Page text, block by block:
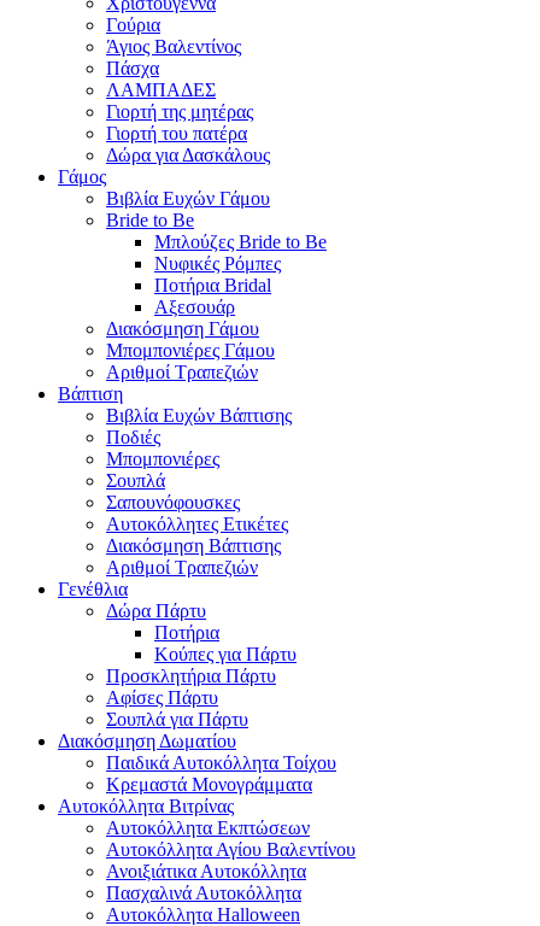
Γούρια
Άγιος Βαλεντίνος
Πάσχα
ΛΑΜΠΑΔΕΣ
Γιορτή της μητέρας
Γιορτή του πατέρα
Δώρα για Δασκάλους
Γάμος
Βιβλία Ευχών Γάμου
Bride to Be
Μπλούζες Bride to Be
Νυφικές Ρόμπες
Ποτήρια Bridal
Αξεσουάρ
Διακόσμηση Γάμου
Μπομπονιέρες Γάμου
Αριθμοί Τραπεζιών
Βάπτιση
Βιβλία Ευχών Βάπτισης
Ποδιές
Μπομπονιέρες
Σουπλά
Σαπουνόφουσκες
Αυτοκόλλητες Ετικέτες
Διακόσμηση Βάπτισης
Αριθμοί Τραπεζιών
Γενέθλια
Δώρα Πάρτυ
Ποτήρια
Κούπες για Πάρτυ
Προσκλητήρια Πάρτυ
Αφίσες Πάρτυ
Σουπλά για Πάρτυ
Διακόσμηση Δωματίου
Παιδικά Αυτοκόλλητα Τοίχου
Κρεμαστά Μονογράμματα
Αυτοκόλλητα Βιτρίνας
Αυτοκόλλητα Εκπτώσεων
Αυτοκόλλητα Αγίου Βαλεντίνου
Ανοιξιάτικα Αυτοκόλλητα
Πασχαλινά Αυτοκόλλητα
Αυτοκόλλητα Halloween